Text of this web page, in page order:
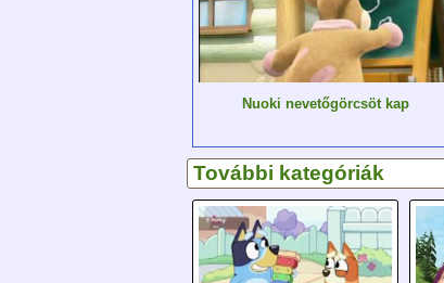
Nuoki nevetőgörcsöt kap
További kategóriák